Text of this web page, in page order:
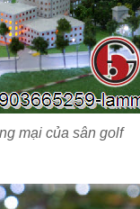
mại của sân golf